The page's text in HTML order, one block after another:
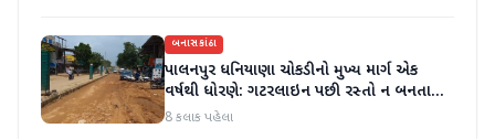
બનાસકાંઠા
પાલનપુર ધનિયાણા ચોકડીનો મુખ્ય માર્ગ એક
વર્ષથી ધોરણે: ગટરલાઇન પછી રસ્તો ન બનતા
હાલાકી
8 કલાક પહેલા